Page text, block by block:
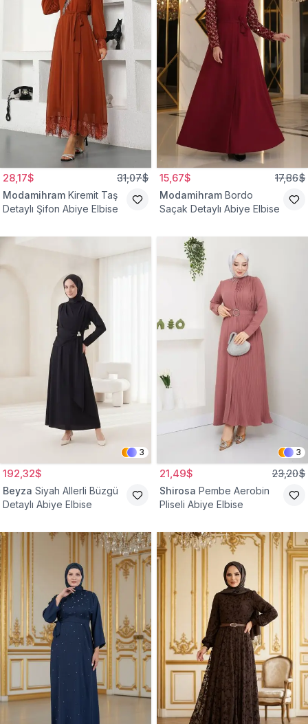
28,17$ 31,07$
Modamihram Kiremit Taş
Detaylı Şifon Abiye Elbise
15,67$ 17,86$
Modamihram Bordo
Saçak Detaylı Abiye Elbise
3
192,32$
Beyza Siyah Allerli Büzgü
Detaylı Abiye Elbise
3
21,49$ 23,20$
Shirosa Pembe Aerobin
Pliseli Abiye Elbise